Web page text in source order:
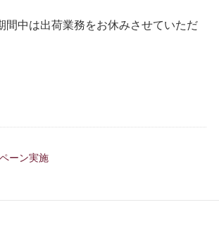
間中は出荷業務をお休みさせていただ
ーン実施